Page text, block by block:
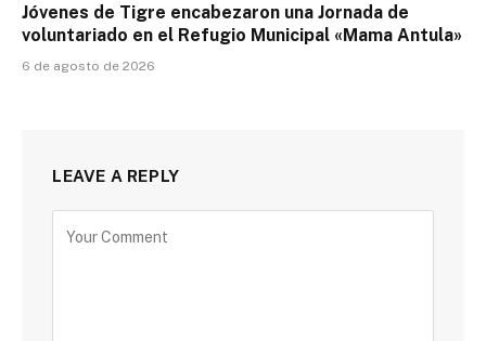
Jóvenes de Tigre encabezaron una Jornada de
voluntariado en el Refugio Municipal «Mama Antula»
6 de agosto de 2026
LEAVE A REPLY